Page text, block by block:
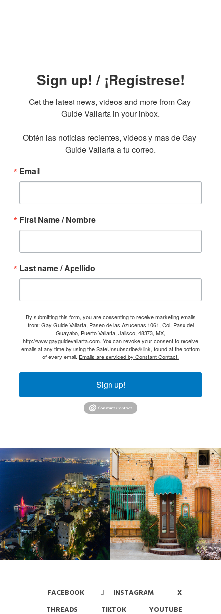
Sign up! / ¡Regístrese!
Get the latest news, videos and more from Gay
Guide Vallarta in your inbox.
Obtén las noticias recientes, videos y mas de Gay
Guide Vallarta a tu correo.
Email
First Name / Nombre
Last name / Apellido
By submitting this form, you are consenting to receive marketing emails
from: Gay Guide Vallarta, Paseo de las Azucenas 1061, Col. Paso del
Guayabo, Puerto Vallarta, Jalisco, 48373, MX,
http://www.gayguidevallarta.com. You can revoke your consent to receive
emails at any time by using the SafeUnsubscribe® link, found at the bottom
of every email. Emails are serviced by Constant Contact.
Sign up!
FACEBOOK INSTAGRAM
X
THREADS
TIKTOK YOUTUBE